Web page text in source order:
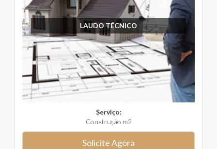
LAUDO TÉCNICO
Serviço:
Construção m2
Solicite Agora